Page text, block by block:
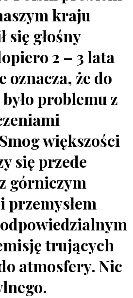
kraju
się głośny
2 – 3 lata
oznacza, że do
problemu z
większości
się przede
górniczym
przemysłem
trujących
atmosfery. Nic